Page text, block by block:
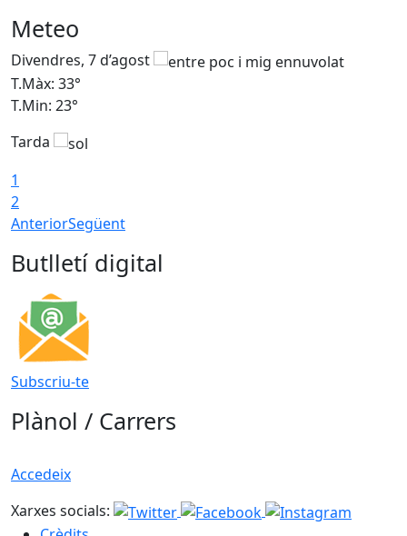
Meteo
Divendres, 7 d’agost
T.Màx: 33°
T.Min: 23°
Tarda
1
2
AnteriorSegüent
Butlletí digital
Subscriu-te
Plànol / Carrers
Accedeix
Xarxes socials: